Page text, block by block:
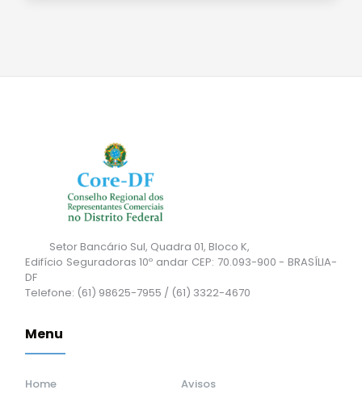
Setor Bancário Sul, Quadra 01, Bloco K,
Edifício Seguradoras 10º andar CEP: 70.093-900 - BRASÍLIA-
DF
Telefone: (61) 98625-7955 / (61) 3322-4670
Menu
Home
Avisos